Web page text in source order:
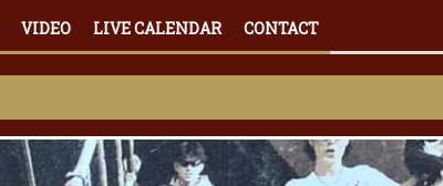
VIDEO LIVE CALENDAR CONTACT